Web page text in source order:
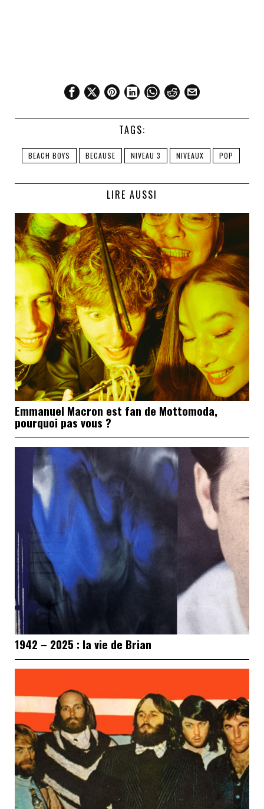
TAGS:
BEACH BOYS BECAUSE NIVEAU 3 NIVEAUX POP
LIRE AUSSI
Emmanuel Macron est fan de Mottomoda,
pourquoi pas vous ?
1942 – 2025 : la vie de Brian